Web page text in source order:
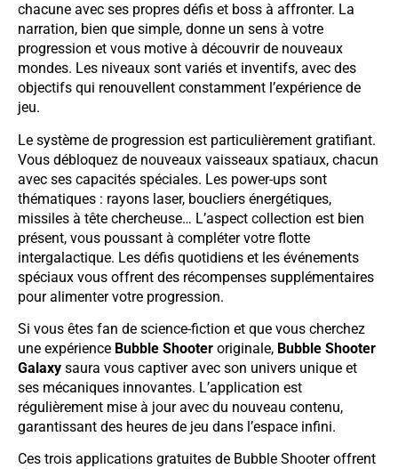
chacune avec ses propres défis et boss à affronter. La
narration, bien que simple, donne un sens à votre
progression et vous motive à découvrir de nouveaux
mondes. Les niveaux sont variés et inventifs, avec des
objectifs qui renouvellent constamment l’expérience de
jeu.
Le système de progression est particulièrement gratifiant.
Vous débloquez de nouveaux vaisseaux spatiaux, chacun
avec ses capacités spéciales. Les power-ups sont
thématiques : rayons laser, boucliers énergétiques,
missiles à tête chercheuse… L’aspect collection est bien
présent, vous poussant à compléter votre flotte
intergalactique. Les défis quotidiens et les événements
spéciaux vous offrent des récompenses supplémentaires
pour alimenter votre progression.
Si vous êtes fan de science-fiction et que vous cherchez
une expérience Bubble Shooter originale, Bubble Shooter
Galaxy saura vous captiver avec son univers unique et
ses mécaniques innovantes. L’application est
régulièrement mise à jour avec du nouveau contenu,
garantissant des heures de jeu dans l’espace infini.
Ces trois applications gratuites de Bubble Shooter offrent